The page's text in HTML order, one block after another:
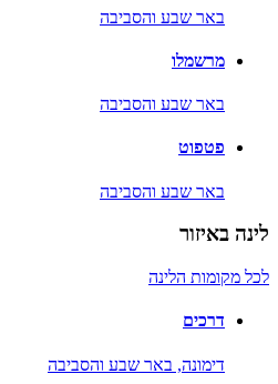
באר שבע והסביבה
מרשמלו
באר שבע והסביבה
פטפוט
באר שבע והסביבה
לינה באיזור
לכל מקומות הלינה
דרכים
דימונה, באר שבע והסביבה